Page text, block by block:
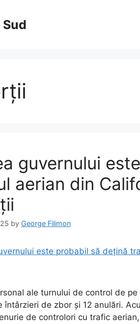
Sud
guvernului
aerian din
by George Filimon
ale turnului de control de
întârzieri de zbor și 12 anulări.
de controlori cu trafic